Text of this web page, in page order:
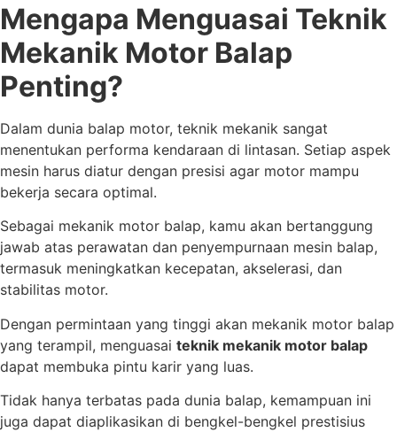
Mengapa Menguasai Teknik
Mekanik Motor Balap
Penting?
Dalam dunia balap motor, teknik mekanik sangat
menentukan performa kendaraan di lintasan. Setiap aspek
mesin harus diatur dengan presisi agar motor mampu
bekerja secara optimal.
Sebagai mekanik motor balap, kamu akan bertanggung
jawab atas perawatan dan penyempurnaan mesin balap,
termasuk meningkatkan kecepatan, akselerasi, dan
stabilitas motor.
Dengan permintaan yang tinggi akan mekanik motor balap
yang terampil, menguasai teknik mekanik motor balap
dapat membuka pintu karir yang luas.
Tidak hanya terbatas pada dunia balap, kemampuan ini
juga dapat diaplikasikan di bengkel-bengkel prestisius